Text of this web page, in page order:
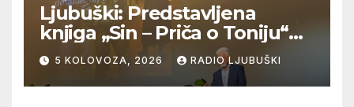
Ljubuški: Predstavljena
knjiga „Sin – Priča o Toniju“
dr. sc. Zdenka Hercega
5 KOLOVOZA, 2026 RADIO LJUBUŠKI